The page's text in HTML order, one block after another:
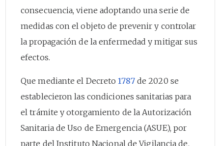
consecuencia, viene adoptando una serie de
medidas con el objeto de prevenir y controlar
la propagación de la enfermedad y mitigar sus
efectos.
Que mediante el Decreto1787de 2020 se
establecieron las condiciones sanitarias para
el trámite y otorgamiento de la Autorización
Sanitaria de Uso de Emergencia (ASUE), por
parte del Instituto Nacional de Vigilancia de.